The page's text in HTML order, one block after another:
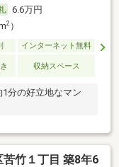
6.6万円
2）
インターネット無料
収納スペース
分の好立地なマン
竹１丁目 築8年6